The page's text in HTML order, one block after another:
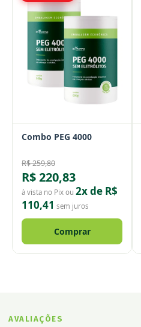
Combo PEG 4000
R$ 259,80
R$ 220,83
à vista no Pix ou 2x de R$
110,41 sem juros
Comprar
AVALIAÇÕES